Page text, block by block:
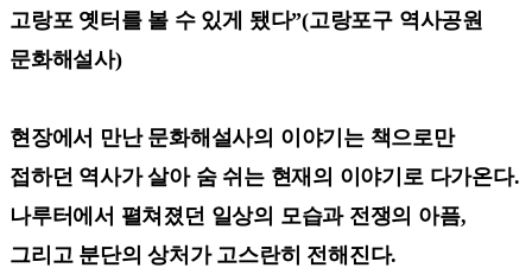
고랑포 옛터를 볼 수 있게 됐다”(고랑포구 역사공원
문화해설사)
현장에서 만난 문화해설사의 이야기는 책으로만
접하던 역사가 살아 숨 쉬는 현재의 이야기로 다가온다.
나루터에서 펼쳐졌던 일상의 모습과 전쟁의 아픔,
그리고 분단의 상처가 고스란히 전해진다.